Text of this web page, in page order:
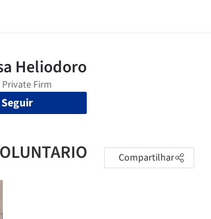
Seguir
Compartilhar